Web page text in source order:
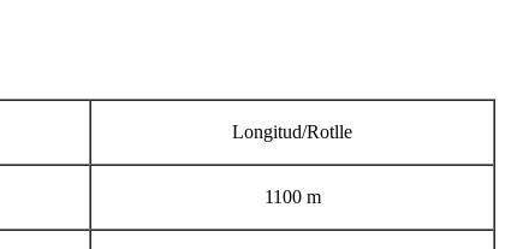
Longitud/Rotlle
1100 m